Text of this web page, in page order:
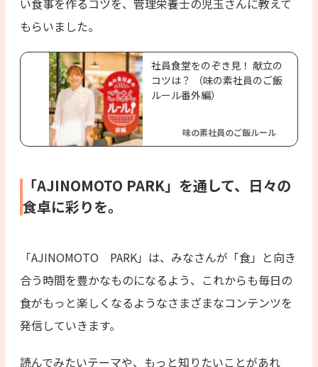
もらいました。
社員食堂をのぞき見！ 献立の
コツは？ （味の素社員のご飯
ルール番外編）
味の素社員のご飯ルール
「AJINOMOTO PARK」を通して、日々の
食卓に彩りを。
「AJINOMOTO PARK」は、みなさんが「食」と向き
合う時間を豊かなものになるよう、これからも毎日の
食がもっと楽しくなるようなさまざまなコンテンツを
発信していきます。
読んでみたいテーマや、もっと知りたいことがあれ